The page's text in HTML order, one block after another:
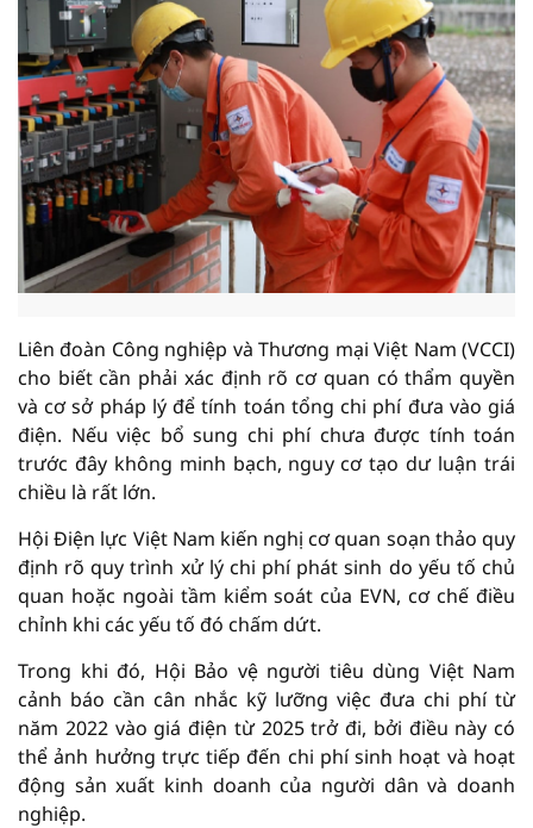
Liên đoàn Công nghiệp và Thương mại Việt Nam (VCCI)
cho biết cần phải xác định rõ cơ quan có thẩm quyền
và cơ sở pháp lý để tính toán tổng chi phí đưa vào giá
điện. Nếu việc bổ sung chi phí chưa được tính toán
trước đây không minh bạch, nguy cơ tạo dư luận trái
chiều là rất lớn.
Hội Điện lực Việt Nam kiến nghị cơ quan soạn thảo quy
định rõ quy trình xử lý chi phí phát sinh do yếu tố chủ
quan hoặc ngoài tầm kiểm soát của EVN, cơ chế điều
chỉnh khi các yếu tố đó chấm dứt.
Trong khi đó, Hội Bảo vệ người tiêu dùng Việt Nam
cảnh báo cần cân nhắc kỹ lưỡng việc đưa chi phí từ
năm 2022 vào giá điện từ 2025 trở đi, bởi điều này có
thể ảnh hưởng trực tiếp đến chi phí sinh hoạt và hoạt
động sản xuất kinh doanh của người dân và doanh
nghiệp.